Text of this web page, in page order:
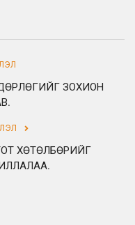
ЗОХИОН
ХӨТӨЛБӨРИЙГ